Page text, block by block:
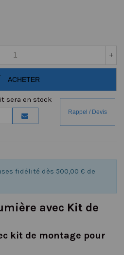
+
ACHETER
sera en stock
fidélité dès 500,00 € de
avec Kit de
kit de montage pour